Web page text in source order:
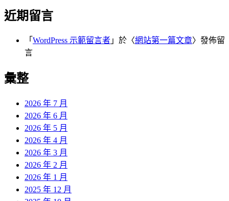
近期留言
「 WordPress 示範留言者 」於〈網站第一篇文章〉發佈留
言
彙整
2026 年 7 月
2026 年 6 月
2026 年 5 月
2026 年 4 月
2026 年 3 月
2026 年 2 月
2026 年 1 月
2025 年 12 月